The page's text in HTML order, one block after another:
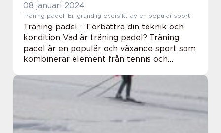
08 januari 2024
Träning padel: En grundlig översikt av en populär sport
Träning padel – Förbättra din teknik och
kondition Vad är träning padel? Träning
padel är en populär och växande sport som
kombinerar element från tennis och
omgivande väggar, vilket gör att spelet blir